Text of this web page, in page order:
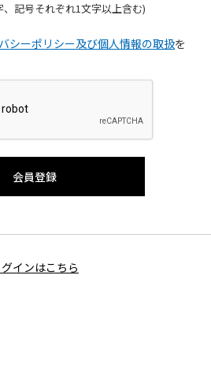
記号それぞれ1文字以上含む)
シーポリシー及び個人情報の取扱を
インはこちら